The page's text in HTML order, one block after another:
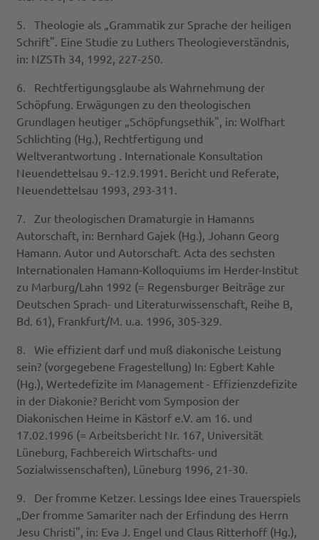
5. Theologie als „Grammatik zur Sprache der heiligen
Schrift". Eine Studie zu Luthers Theologieverständnis,
in: NZSTh 34, 1992, 227-250.
6. Rechtfertigungsglaube als Wahrnehmung der
Schöpfung. Erwägungen zu den theologischen
Grundlagen heutiger „Schöpfungsethik", in: Wolfhart
Schlichting (Hg.), Rechtfertigung und
Weltverantwortung . Internationale Konsultation
Neuendettelsau 9.-12.9.1991. Bericht und Referate,
Neuendettelsau 1993, 293-311.
7. Zur theologischen Dramaturgie in Hamanns
Autorschaft, in: Bernhard Gajek (Hg.), Johann Georg
Hamann. Autor und Autorschaft. Acta des sechsten
Internationalen Hamann-Kolloquiums im Herder-Institut
zu Marburg/Lahn 1992 (= Regensburger Beiträge zur
Deutschen Sprach- und Literaturwissenschaft, Reihe B,
Bd. 61), Frankfurt/M. u.a. 1996, 305-329.
8. Wie effizient darf und muß diakonische Leistung
sein? (vorgegebene Fragestellung) In: Egbert Kahle
(Hg.), Wertedefizite im Management - Effizienzdefizite
in der Diakonie? Bericht vom Symposion der
Diakonischen Heime in Kästorf e.V. am 16. und
17.02.1996 (= Arbeitsbericht Nr. 167, Universität
Lüneburg, Fachbereich Wirtschafts- und
Sozialwissenschaften), Lüneburg 1996, 21-30.
9. Der fromme Ketzer. Lessings Idee eines Trauerspiels
„Der fromme Samariter nach der Erfindung des Herrn
Jesu Christi", in: Eva J. Engel und Claus Ritterhoff (Hg.),